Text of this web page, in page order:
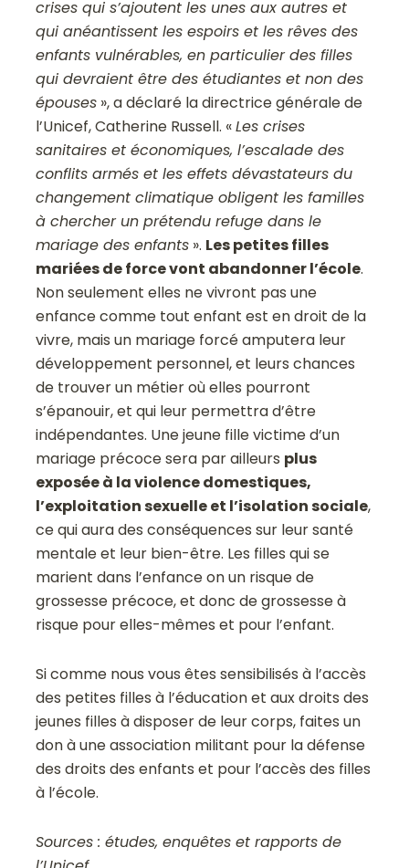
crises qui s’ajoutent les unes aux autres et
qui anéantissent les espoirs et les rêves des
enfants vulnérables, en particulier des filles
qui devraient être des étudiantes et non des
épouses », a déclaré la directrice générale de
l’Unicef, Catherine Russell. «Les crises
sanitaires et économiques, l’escalade des
conflits armés et les effets dévastateurs du
changement climatique obligent les familles
à chercher un prétendu refuge dans le
mariage des enfants ». Les petites filles
mariées de force vont abandonner l’école.
Non seulement elles ne vivront pas une
enfance comme tout enfant est en droit de la
vivre, mais un mariage forcé amputera leur
développement personnel, et leurs chances
de trouver un métier où elles pourront
s’épanouir, et qui leur permettra d’être
indépendantes. Une jeune fille victime d’un
mariage précoce sera par ailleurs plus
exposée à la violence domestiques,
l’exploitation sexuelle et l’isolation sociale,
ce qui aura des conséquences sur leur santé
mentale et leur bien-être. Les filles qui se
marient dans l’enfance on un risque de
grossesse précoce, et donc de grossesse à
risque pour elles-mêmes et pour l’enfant.
Si comme nous vous êtes sensibilisés à l’accès
des petites filles à l’éducation et aux droits des
jeunes filles à disposer de leur corps, faites un
don à une association militant pour la défense
des droits des enfants et pour l’accès des filles
à l’école.
Sources : études, enquêtes et rapports de